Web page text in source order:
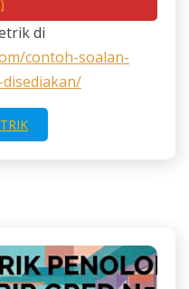
di
contoh-soalan-